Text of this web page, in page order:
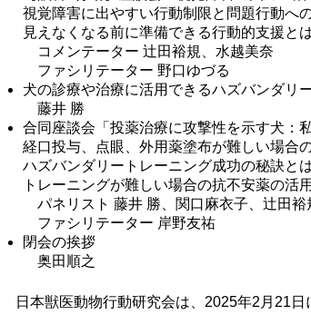
視覚障害に出やすい行動制限と問題行動へ
見えなくなる前に準備できる行動的支援と
コメンテーター 辻田裕規、水越美奈
ファシリテーター 野口ゆづる
犬の診療や治療に活用できるハズバンダリ
藤井 勝
合同座談会「投薬治療に攻撃性を示す犬：
経口投与、点眼、外用薬塗布が難しい場合
ハズバンダリートレーニング成功の秘訣と
トレーニングが難しい場合の抗不安薬の活
パネリスト 藤井 勝、関口麻衣子、辻田
ファシリテーター 岸野友祐
閉会の挨拶
奥田順之
日本獣医動物行動研究会は、2025年2月21日